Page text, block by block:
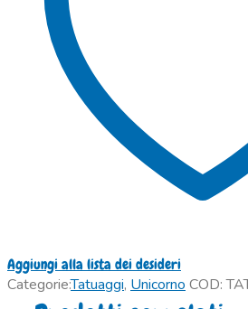
Aggiungi alla lista dei desideri
Categorie:Tatuaggi, Unicorno COD: